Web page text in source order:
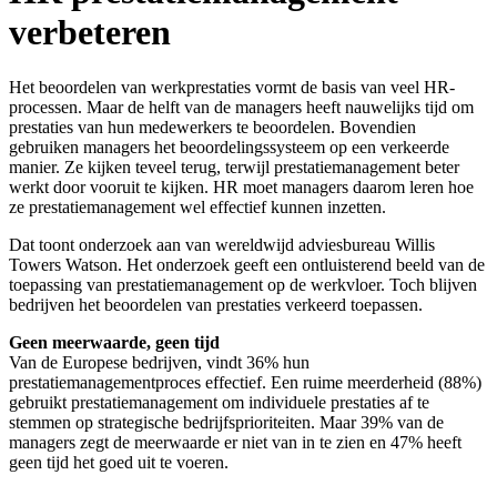
verbeteren
Het beoordelen van werkprestaties vormt de basis van veel HR-
processen. Maar de helft van de managers heeft nauwelijks tijd om
prestaties van hun medewerkers te beoordelen. Bovendien
gebruiken managers het beoordelingssysteem op een verkeerde
manier. Ze kijken teveel terug, terwijl prestatiemanagement beter
werkt door vooruit te kijken. HR moet managers daarom leren hoe
ze prestatiemanagement wel effectief kunnen inzetten.
Dat toont onderzoek aan van wereldwijd adviesbureau Willis
Towers Watson. Het onderzoek geeft een ontluisterend beeld van de
toepassing van prestatiemanagement op de werkvloer. Toch blijven
bedrijven het beoordelen van prestaties verkeerd toepassen.
Geen meerwaarde, geen tijd
Van de Europese bedrijven, vindt 36% hun
prestatiemanagementproces effectief. Een ruime meerderheid (88%)
gebruikt prestatiemanagement om individuele prestaties af te
stemmen op strategische bedrijfsprioriteiten. Maar 39% van de
managers zegt de meerwaarde er niet van in te zien en 47% heeft
geen tijd het goed uit te voeren.